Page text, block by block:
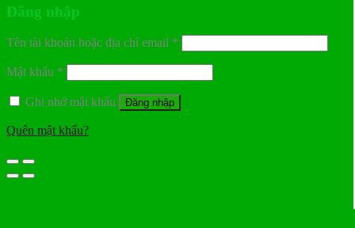
Đăng nhập
Tên tài khoản hoặc địa chỉ email *
Mật khẩu *
Ghi nhớ mật khẩu Đăng nhập
Quên mật khẩu?